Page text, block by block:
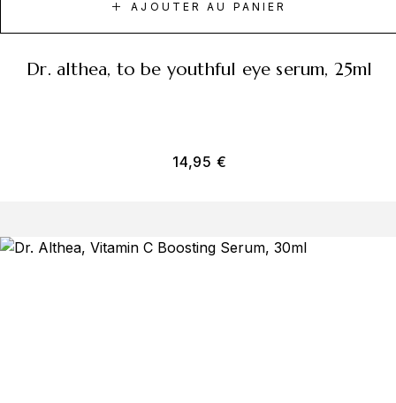
AJOUTER AU PANIER
dr. althea, to be youthful eye serum, 25ml
14,95 €